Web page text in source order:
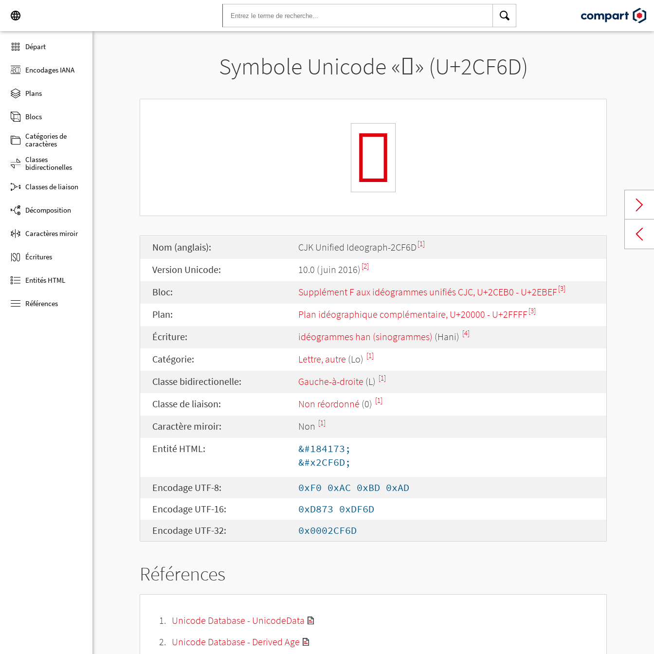
Départ
Encodages IANA
Plans
Blocs
Catégories de
caractères
Classes
bidirectionelles
Classes de liaison
Décomposition
Caractères miroir
Écritures
Entités HTML
Références
Symbole Unicode «𬽭» (U+2CF6D)
𬽭
Nom (anglais): CJK Unified Ideograph-2CF6D [1]
Version Unicode: 10.0 (juin 2016) [2]
Bloc: Supplément F aux idéogrammes unifiés CJC, U+2CEB0 - U+2EBEF[3]
Plan: Plan idéographique complémentaire, U+20000 - U+2FFFF[3]
Écriture: idéogrammes han (sinogrammes) (Hani) [4]
Catégorie: Lettre, autre (Lo) [1]
Classe bidirectionelle: Gauche-à-droite (L) [1]
Classe de liaison: Non réordonné (0) [1]
Caractère miroir: Non [1]
Entité HTML:
&#184173;
&#x2CF6D;
Encodage UTF-8:
0xF0 0xAC 0xBD 0xAD
Encodage UTF-16:
0xD873 0xDF6D
Encodage UTF-32:
0x0002CF6D
Références
Unicode Database - UnicodeData
Unicode Database - Derived Age